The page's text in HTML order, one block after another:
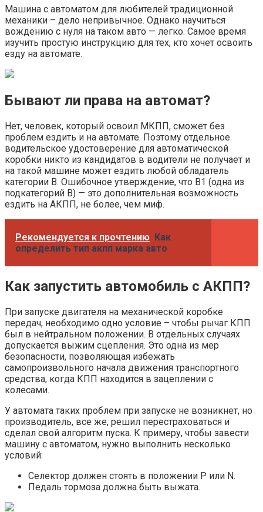
Машина с автоматом для любителей традиционной
механики – дело непривычное. Однако научиться
вождению с нуля на таком авто — легко. Самое время
изучить простую инструкцию для тех, кто хочет освоить
езду на автомате.
Бывают ли права на автомат?
Нет, человек, который освоил МКПП, сможет без
проблем ездить и на автомате. Поэтому отдельное
водительское удостоверение для автоматической
коробки никто из кандидатов в водители не получает и
на такой машине может ездить любой обладатель
категории В. Ошибочное утверждение, что B1 (одна из
подкатегорий B) — это дополнительная возможность
ездить на АКПП, не более, чем миф.
Рекомендуется к прочтению Как
определить тип акпп марка авто
Как запустить автомобиль с АКПП?
При запуске двигателя на механической коробке
передач, необходимо одно условие – чтобы рычаг КПП
был в нейтральном положении. В отдельных случаях
допускается выжим сцепления. Это одна из мер
безопасности, позволяющая избежать
самопроизвольного начала движения транспортного
средства, когда КПП находится в зацеплении с
колесами.
У автомата таких проблем при запуске не возникнет, но
производитель, все же, решил перестраховаться и
сделал свой алгоритм пуска. К примеру, чтобы завести
машину с автоматом, нужно выполнить несколько
условий:
Селектор должен стоять в положении P или N.
Педаль тормоза должна быть выжата.